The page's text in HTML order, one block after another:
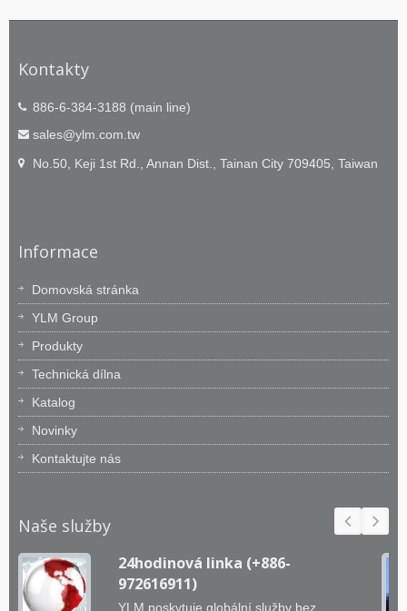
Kontakty
886-6-384-3188 (main line)
sales@ylm.com.tw
No.50, Keji 1st Rd., Annan Dist., Tainan City 709405, Taiwan
Informace
Domovská stránka
YLM Group
Produkty
Technická dílna
Katalog
Novinky
Kontaktujte nás
Naše služby
24hodinová linka (+886-
972616911)
YLM poskytuje globální služby bez